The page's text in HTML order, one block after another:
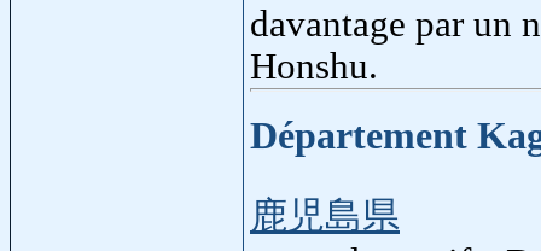
davantage par un
Honshu.
Département
鹿児島県